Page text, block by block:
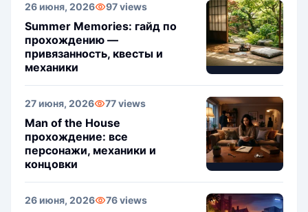
26 июня, 2026 97 views
Summer Memories: гайд по
прохождению —
привязанность, квесты и
механики
27 июня, 2026 77 views
Man of the House
прохождение: все
персонажи, механики и
концовки
26 июня, 2026 76 views